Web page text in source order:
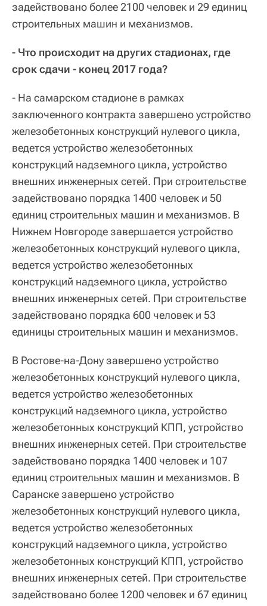
задействовано более 2100 человек и 29 единиц
строительных машин и механизмов.
- Что происходит на других стадионах, где
срок сдачи - конец 2017 года?
- На самарском стадионе в рамках
заключенного контракта завершено устройство
железобетонных конструкций нулевого цикла,
ведется устройство железобетонных
конструкций надземного цикла, устройство
внешних инженерных сетей. При строительстве
задействовано порядка 1400 человек и 50
единиц строительных машин и механизмов. В
Нижнем Новгороде завершается устройство
железобетонных конструкций нулевого цикла,
ведется устройство железобетонных
конструкций надземного цикла, устройство
внешних инженерных сетей. При строительстве
задействовано порядка 600 человек и 53
единицы строительных машин и механизмов.
В Ростове-на-Дону завершено устройство
железобетонных конструкций нулевого цикла,
ведется устройство железобетонных
конструкций надземного цикла, устройство
железобетонных конструкций КПП, устройство
внешних инженерных сетей. При строительстве
задействовано порядка 1400 человек и 107
единиц строительных машин и механизмов. В
Саранске завершено устройство
железобетонных конструкций нулевого цикла,
ведется устройство железобетонных
конструкций надземного цикла, устройство
железобетонных конструкций КПП, устройство
внешних инженерных сетей. При строительстве
задействовано более 1200 человек и 67 единиц